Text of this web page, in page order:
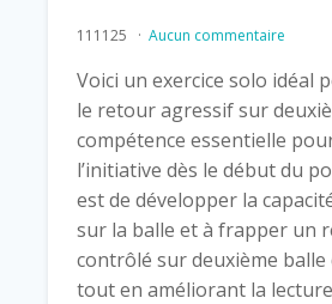
111125 Aucun commentaire
Voici un exercice solo idéal
le retour agressif sur
compétence essentielle
l’initiative dès le début du
est de développer la
sur la balle et à frapper un
contrôlé sur deuxième balle
tout en améliorant la